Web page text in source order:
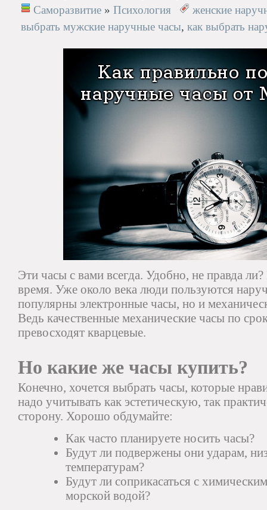
Саморазвитие » Психология
женские
выбрать мужские наручные часы, как выбрать
Эти часы с вами всегда. Удобно, не правда
время. Уже около века люди пользуются
популярны электронные часы, но и
Ведь качественные механические часы по
превосходят кварцевые.
Но какие же часы купить?
Конечно, хочется выбрать часы, которые
надо учитывать как эстетическую, так
сторону. Хорошо обдумайте:
Как часто планируете носить часы?
Будут ли подвержены они ударам,
температурам?
Будут ли соприкасаться с
морской водой?